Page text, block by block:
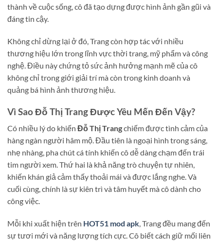
thành về cuộc sống, cô đã tạo dựng được hình ảnh gần gũi và
đáng tin cậy.
Không chỉ dừng lại ở đó, Trang còn hợp tác với nhiều
thương hiệu lớn trong lĩnh vực thời trang, mỹ phẩm và công
nghệ. Điều này chứng tỏ sức ảnh hưởng mạnh mẽ của cô
không chỉ trong giới giải trí mà còn trong kinh doanh và
quảng bá hình ảnh thương hiệu.
Vì Sao Đỗ Thị Trang Được Yêu Mến Đến Vậy?
Có nhiều lý do khiến Đỗ Thị Trangchiếm được tình cảm của
hàng ngàn người hâm mộ. Đầu tiên là ngoại hình trong sáng,
nhẹ nhàng, pha chút cá tính khiến cô dễ dàng chạm đến trái
tim người xem. Thứ hai là khả năng trò chuyện tự nhiên,
khiến khán giả cảm thấy thoải mái và được lắng nghe. Và
cuối cùng, chính là sự kiên trì và tâm huyết mà cô dành cho
công việc.
Mỗi khi xuất hiện trên HOT51 mod apk, Trang đều mang đến
sự tươi mới và năng lượng tích cực. Cô biết cách giữ mối liên